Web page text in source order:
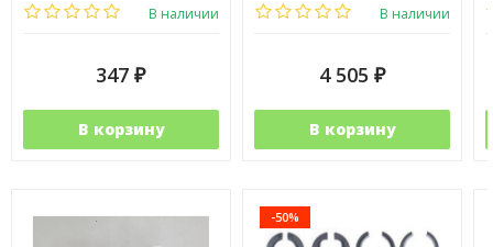
В наличии
347 ₽
В корзину
В наличии
4 505 ₽
В корзину
-50%